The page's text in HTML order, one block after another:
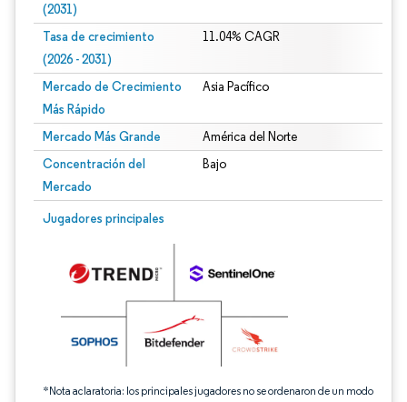
(2031)
Tasa de crecimiento
(2026 - 2031)
11.04% CAGR
Mercado de Crecimiento
Más Rápido
Asia Pacífico
Mercado Más Grande América del Norte
Concentración del
Mercado
Bajo
Jugadores principales
*Nota aclaratoria: los principales jugadores no se ordenaron de un modo
Imagen © Mordor Intelligence. El uso requiere atribución según CC BY 4.0.